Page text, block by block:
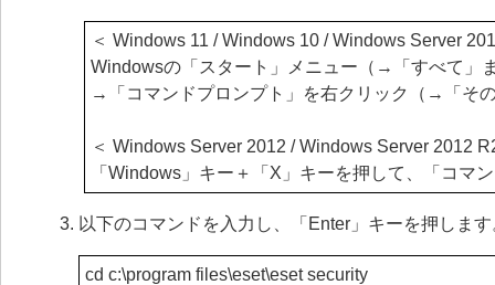
＜ Windows 11 / Windows 10 / Windows Server
Windowsの「スタート」メニュー（→「すべて」
→「コマンドプロンプト」を右クリック（→「そ
＜ Windows Server 2012 / Windows Server 2012
「Windows」キー＋「X」キーを押して、「コマ
以下のコマンドを入力し、「Enter」キーを押します
cd c:\program files\eset\eset security